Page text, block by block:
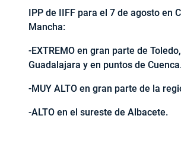
IPP de IIFF para el 7 de agosto en
Mancha:
-EXTREMO en gran parte de
Guadalajara y en puntos de
-MUY ALTO en gran parte de la
-ALTO en el sureste de Albacete.